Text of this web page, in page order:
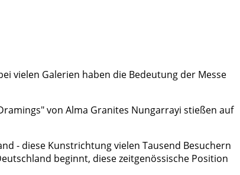
vielen Galerien haben die Bedeutung der Messe
von Alma Granites Nungarrayi stießen auf
- diese Kunstrichtung vielen Tausend Besuchern
beginnt, diese zeitgenössische Position